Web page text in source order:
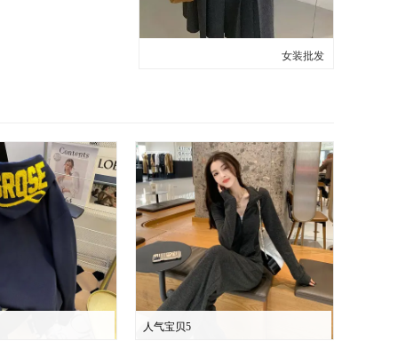
女装批发
人气宝贝5